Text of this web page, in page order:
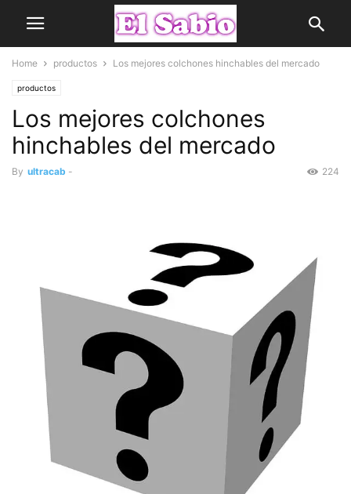
Home productos Los mejores colchones hinchables del mercado
productos
Los mejores colchones
hinchables del mercado
By ultracab - 224